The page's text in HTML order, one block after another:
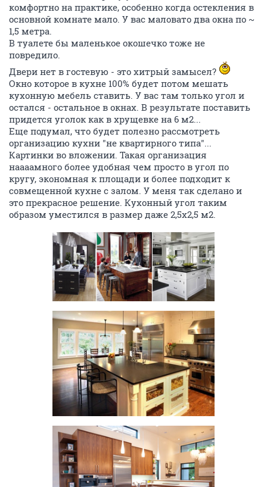
комфортно на практике, особенно когда остекления в
основной комнате мало. У вас маловато два окна по ~
1,5 метра.
В туалете бы маленькое окошечко тоже не
повредило.
Двери нет в гостевую - это хитрый замысел?
Окно которое в кухне 100% будет потом мешать
кухонную мебель ставить. У вас там только угол и
остался - остальное в окнах. В результате поставить
придется уголок как в хрущевке на 6 м2...
Еще подумал, что будет полезно рассмотреть
организацию кухни "не квартирного типа"...
Картинки во вложении. Такая организация
наааамного более удобная чем просто в угол по
кругу, экономная к площади и более подходит к
совмещенной кухне с залом. У меня так сделано и
это прекрасное решение. Кухонный угол таким
образом уместился в размер даже 2,5х2,5 м2.